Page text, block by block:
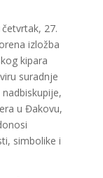
27.
izložba
kipara
suradnje
u Đakovu,
simbolike i